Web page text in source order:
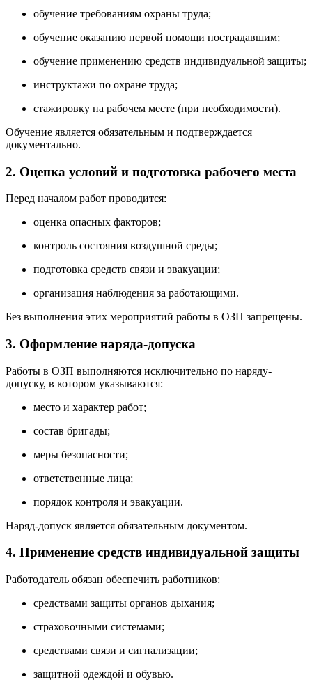
обучение требованиям охраны труда;
обучение оказанию первой помощи пострадавшим;
обучение применению средств индивидуальной защиты;
инструктажи по охране труда;
стажировку на рабочем месте (при необходимости).
Обучение является обязательным и подтверждается
документально.
2. Оценка условий и подготовка рабочего места
Перед началом работ проводится:
оценка опасных факторов;
контроль состояния воздушной среды;
подготовка средств связи и эвакуации;
организация наблюдения за работающими.
Без выполнения этих мероприятий работы в ОЗП запрещены.
3. Оформление наряда-допуска
Работы в ОЗП выполняются исключительно по наряду-
допуску, в котором указываются:
место и характер работ;
состав бригады;
меры безопасности;
ответственные лица;
порядок контроля и эвакуации.
Наряд-допуск является обязательным документом.
4. Применение средств индивидуальной защиты
Работодатель обязан обеспечить работников:
средствами защиты органов дыхания;
страховочными системами;
средствами связи и сигнализации;
защитной одеждой и обувью.